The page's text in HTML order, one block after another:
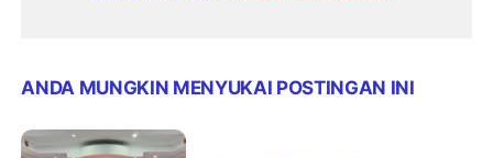
ANDA MUNGKIN MENYUKAI POSTINGAN INI